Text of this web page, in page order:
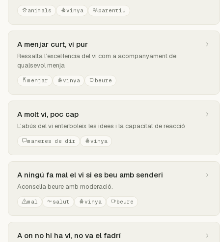
animals vinya parentiu
A menjar curt, vi pur
Ressalta l’excel·lència del vi com a acompanyament de
qualsevol menja
menjar vinya beure
A molt vi, poc cap
L'abús del vi enterboleix les idees i la capacitat de reacció
maneres de dir vinya
A ningú fa mal el vi si es beu amb senderi
Aconsella beure amb moderació.
mal salut vinya beure
A on no hi ha vi, no va el fadrí